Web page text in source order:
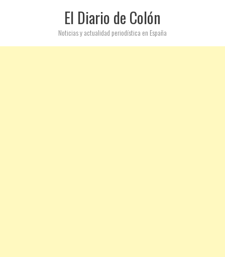
El Diario de Colón
Noticias y actualidad periodística en España